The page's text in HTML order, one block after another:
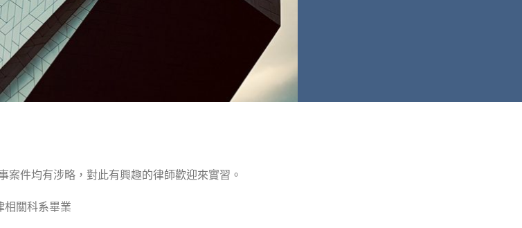
案件均有涉略，對此有興趣的律師歡迎來實習。
相關科系畢業